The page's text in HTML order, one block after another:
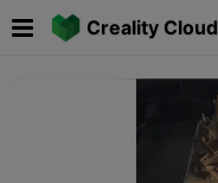
Creality Cloud